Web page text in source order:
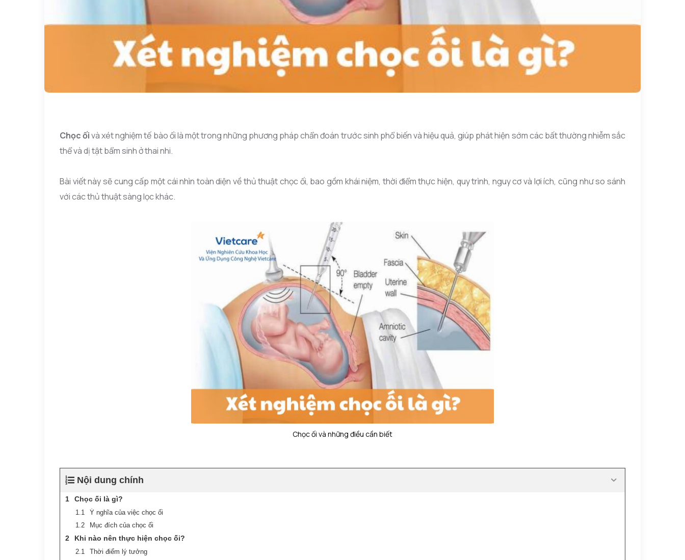
Chọc ốivà xét nghiệm tế bào ối là một trong những phương pháp chẩn đoán trước sinh phổ biến và hiệu quả, giúp phát hiện sớm các bất thường nhiễm sắc
thể và dị tật bẩm sinh ở thai nhi.
Bài viết này sẽ cung cấp một cái nhìn toàn diện về thủ thuật chọc ối, bao gồm khái niệm, thời điểm thực hiện, quy trình, nguy cơ và lợi ích, cũng như so sánh
với các thủ thuật sàng lọc khác.
Chọc ối và những điều cần biết
Nội dung chính
Chọc ối là gì?
Ý nghĩa của việc chọc ối
Mục đích của chọc ối
Khi nào nên thực hiện chọc ối?
Thời điểm lý tưởng